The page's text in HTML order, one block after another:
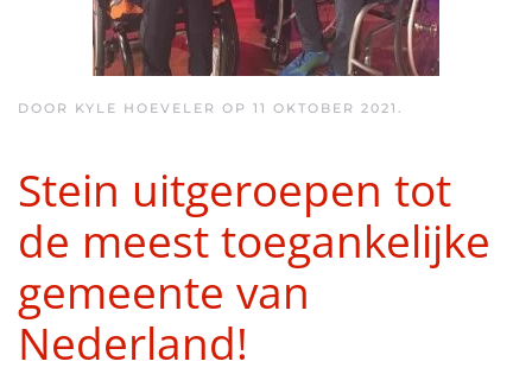
DOOR KYLE HOEVELER OP 11 OKTOBER 2021 .
Stein uitgeroepen tot
de meest toegankelijke
gemeente van
Nederland!